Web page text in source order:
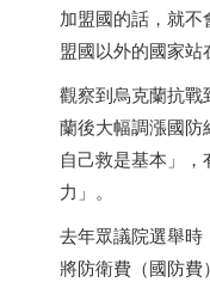
加盟國的話，就
盟國以外的國家站
觀察到烏克蘭抗
蘭後大幅調漲國防
自己救是基本」
力」。
去年眾議院選舉時
將防衛費（國防費